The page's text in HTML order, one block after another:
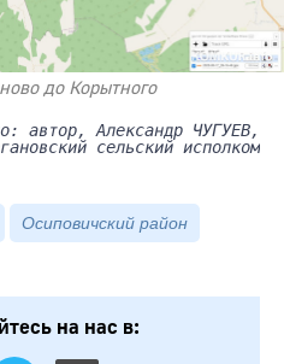
до Корытного
автор, Александр ЧУГУЕВ,
сельский исполком
Осиповичский район
на нас в: